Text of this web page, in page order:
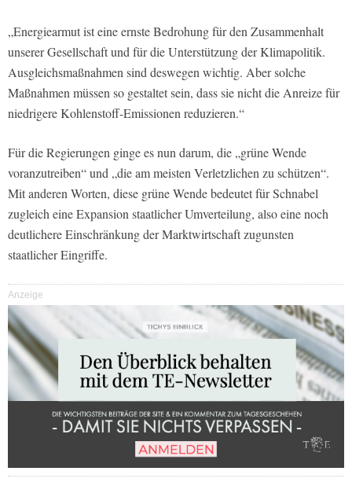
„Energiearmut ist eine ernste Bedrohung für den Zusammenhalt
unserer Gesellschaft und für die Unterstützung der Klimapolitik.
Ausgleichsmaßnahmen sind deswegen wichtig. Aber solche
Maßnahmen müssen so gestaltet sein, dass sie nicht die Anreize für
niedrigere Kohlenstoff-Emissionen reduzieren.“
Für die Regierungen ginge es nun darum, die „grüne Wende
voranzutreiben“ und „die am meisten Verletzlichen zu schützen“.
Mit anderen Worten, diese grüne Wende bedeutet für Schnabel
zugleich eine Expansion staatlicher Umverteilung, also eine noch
deutlichere Einschränkung der Marktwirtschaft zugunsten
staatlicher Eingriffe.
Anzeige